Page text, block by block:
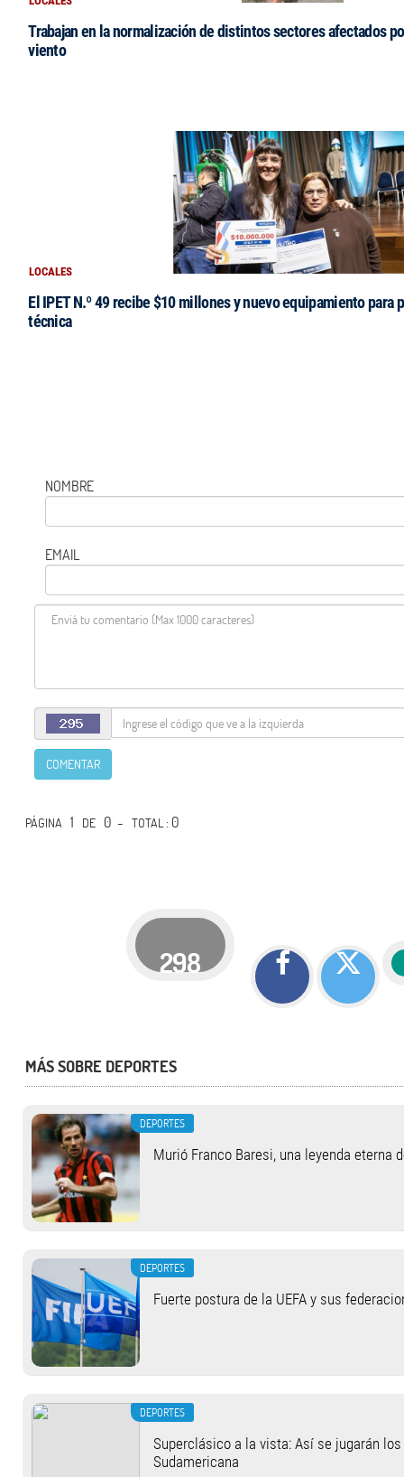
Trabajan en la normalización de distintos sectores afectados
viento
LOCALES
El IPET N.º 49 recibe $10 millones y nuevo equipamiento para
técnica
NOMBRE
EMAIL
COMENTAR
PÁGINA 1 DE 0 -TOTAL: 0
298
MÁS SOBRE DEPORTES
DEPORTES
Murió Franco Baresi, una leyenda eterna
DEPORTES
Fuerte postura de la UEFA y sus
DEPORTES
Superclásico a la vista: Así se jugarán
Sudamericana